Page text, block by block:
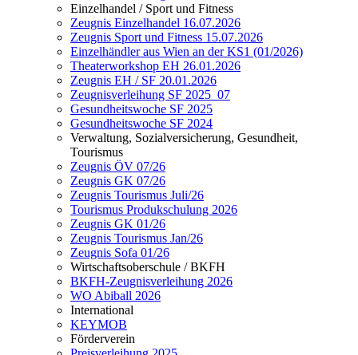
Einzelhandel / Sport und Fitness
Zeugnis Einzelhandel 16.07.2026
Zeugnis Sport und Fitness 15.07.2026
Einzelhändler aus Wien an der KS1 (01/2026)
Theaterworkshop EH 26.01.2026
Zeugnis EH / SF 20.01.2026
Zeugnisverleihung SF 2025_07
Gesundheitswoche SF 2025
Gesundheitswoche SF 2024
Verwaltung, Sozialversicherung, Gesundheit,
Tourismus
Zeugnis ÖV 07/26
Zeugnis GK 07/26
Zeugnis Tourismus Juli/26
Tourismus Produkschulung 2026
Zeugnis GK 01/26
Zeugnis Tourismus Jan/26
Zeugnis Sofa 01/26
Wirtschaftsoberschule / BKFH
BKFH-Zeugnisverleihung 2026
WO Abiball 2026
International
KEYMOB
Förderverein